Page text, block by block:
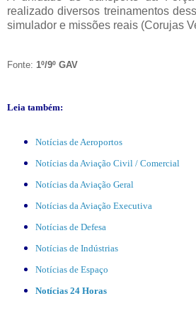
realizado diversos treinamentos
simulador e missões reais (Corujas
Fonte: 1º/9º GAV
Leia também:
Notícias de Aeroportos
Notícias da Aviação Civil / Comercial
Notícias da Aviação Geral
Notícias da Aviação Executiva
Notícias de Defesa
Notícias de Indústrias
Notícias de Espaço
Notícias 24 Horas